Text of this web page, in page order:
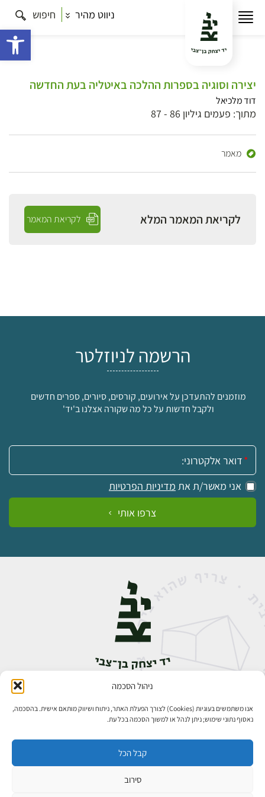
ניהול הסכמה
אנו משתמשים בעוגיות (Cookies) לצורך הפעלת האתר, ניתוח ושיווק מותאם אישית. בהסכמה,
נאסוף נתוני שימוש; ניתן לנהל או למשוך הסכמה בכל עת.
קבל הכל
סירוב
ניווט מהיר חיפוש
יצירה וסוגיה בספרות ההלכה באיטליה בעת החדשה
דוד מלכיאל
מתוך: פעמים גיליון 86 - 87
מאמר
לקריאת המאמר המלא לקריאת המאמר
הרשמה לניוזלטר
מוזמנים להתעדכן על אירועים, קורסים, סיורים, ספרים חדשים
ולקבל חדשות על כל מה שקורה אצלנו ב'יד'
אימייל:
אני מאשר/ת את מדיניות הפרטיות
צרפו אותי
אבן גבירול 14, רחביה, ירושלים